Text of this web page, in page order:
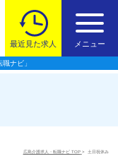
ナビ」
最近見た求人 メニュー
広島介護求人・転職ナビ TOP 土日祝休み